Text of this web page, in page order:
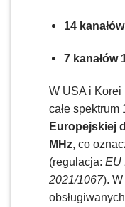
14
7 kanałów
W USA i Korei
całe
Europejskiej
MHz, co
(regulacja:EU
2021/1067).